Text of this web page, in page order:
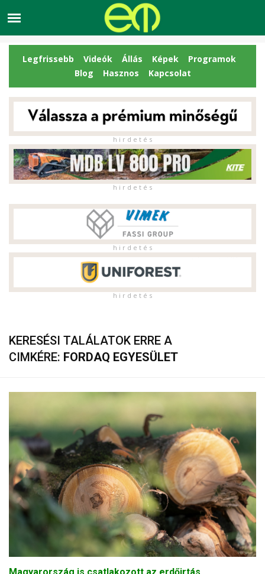
Legfrissebb Videók Állás Képek
Programok
Blog
Hasznos Kapcsolat
h i r d e t é s
h i r d e t é s
h i r d e t é s
h i r d e t é s
KERESÉSI TALÁLATOK ERRE A
CIMKÉRE: FORDAQ EGYESÜLET